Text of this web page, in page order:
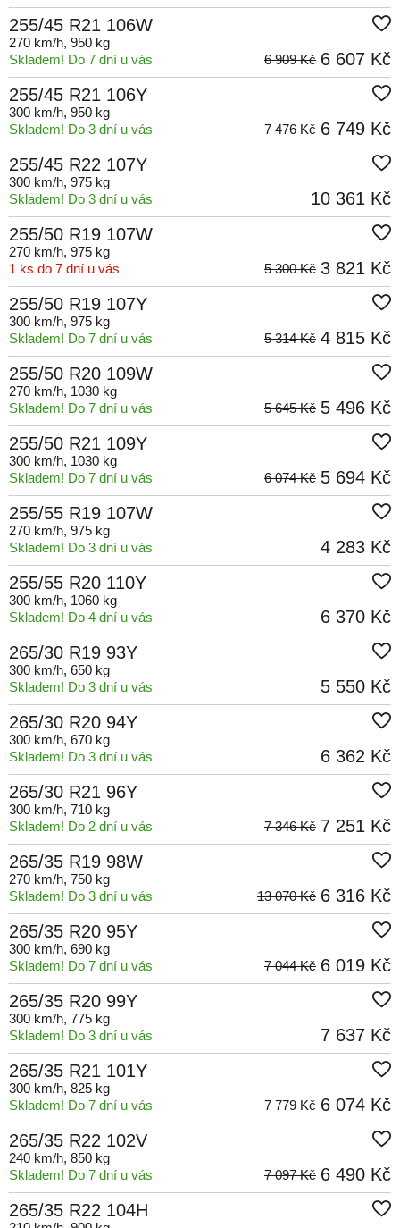
255/45 R21 106W
270 km/h, 950 kg
Skladem! Do 7 dní u vás
6 607 Kč
6 909 Kč
255/45 R21 106Y
300 km/h, 950 kg
Skladem! Do 3 dní u vás
6 749 Kč
7 476 Kč
255/45 R22 107Y
300 km/h, 975 kg
Skladem! Do 3 dní u vás
10 361 Kč
255/50 R19 107W
270 km/h, 975 kg
1 ks do 7 dní u vás
3 821 Kč
5 300 Kč
255/50 R19 107Y
300 km/h, 975 kg
Skladem! Do 7 dní u vás
4 815 Kč
5 314 Kč
255/50 R20 109W
270 km/h, 1030 kg
Skladem! Do 7 dní u vás
5 496 Kč
5 645 Kč
255/50 R21 109Y
300 km/h, 1030 kg
Skladem! Do 7 dní u vás
5 694 Kč
6 074 Kč
255/55 R19 107W
270 km/h, 975 kg
Skladem! Do 3 dní u vás
4 283 Kč
255/55 R20 110Y
300 km/h, 1060 kg
Skladem! Do 4 dní u vás
6 370 Kč
265/30 R19 93Y
300 km/h, 650 kg
Skladem! Do 3 dní u vás
5 550 Kč
265/30 R20 94Y
300 km/h, 670 kg
Skladem! Do 3 dní u vás
6 362 Kč
265/30 R21 96Y
300 km/h, 710 kg
Skladem! Do 2 dní u vás
7 251 Kč
7 346 Kč
265/35 R19 98W
270 km/h, 750 kg
Skladem! Do 3 dní u vás
6 316 Kč
13 070 Kč
265/35 R20 95Y
300 km/h, 690 kg
Skladem! Do 7 dní u vás
6 019 Kč
7 044 Kč
265/35 R20 99Y
300 km/h, 775 kg
Skladem! Do 3 dní u vás
7 637 Kč
265/35 R21 101Y
300 km/h, 825 kg
Skladem! Do 7 dní u vás
6 074 Kč
7 779 Kč
265/35 R22 102V
240 km/h, 850 kg
Skladem! Do 7 dní u vás
6 490 Kč
7 097 Kč
265/35 R22 104H